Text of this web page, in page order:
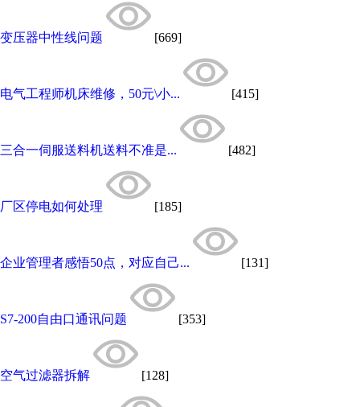
变压器中性线问题 [669]
电气工程师机床维修，50元\小... [415]
三合一伺服送料机送料不准是... [482]
厂区停电如何处理 [185]
企业管理者感悟50点，对应自己... [131]
S7-200自由口通讯问题 [353]
空气过滤器拆解 [128]